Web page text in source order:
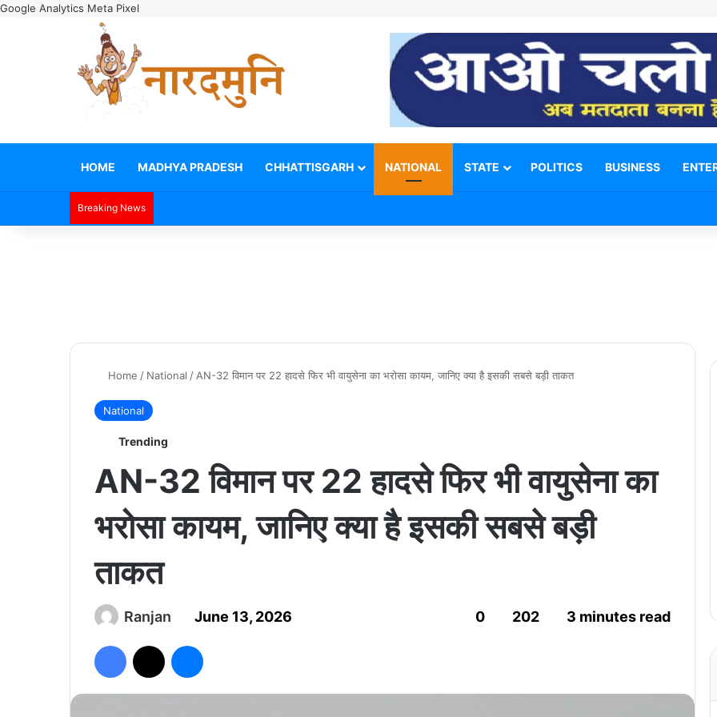
Google Analytics Meta Pixel
HOME MADHYA PRADESH CHHATTISGARH NATIONAL STATE POLITICS BUSINESS
Breaking News
Home / National / AN-32 विमान पर 22 हादसे फिर भी वायुसेना का भरोसा कायम, जानिए क्या है इसकी सबसे बड़ी ताकत
National
Trending
AN-32 विमान पर 22 हादसे फिर भी वायुसेना का
भरोसा कायम, जानिए क्या है इसकी सबसे बड़ी
ताकत
Ranjan June 13, 2026 0 202 3 minutes read